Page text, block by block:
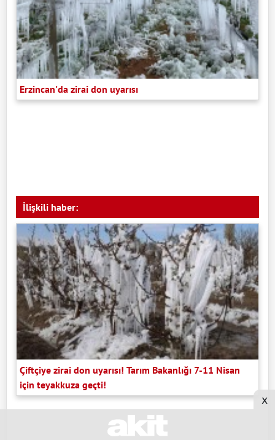
Erzincan'da zirai don uyarısı
İlişkili haber:
Çiftçiye zirai don uyarısı! Tarım Bakanlığı 7-11 Nisan
için teyakkuza geçti!
x